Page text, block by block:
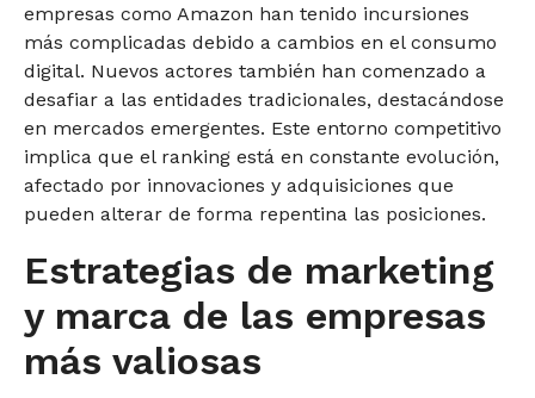
empresas como Amazon han tenido incursiones
más complicadas debido a cambios en el consumo
digital. Nuevos actores también han comenzado a
desafiar a las entidades tradicionales, destacándose
en mercados emergentes. Este entorno competitivo
implica que el ranking está en constante evolución,
afectado por innovaciones y adquisiciones que
pueden alterar de forma repentina las posiciones.
Estrategias de marketing
y marca de las empresas
más valiosas